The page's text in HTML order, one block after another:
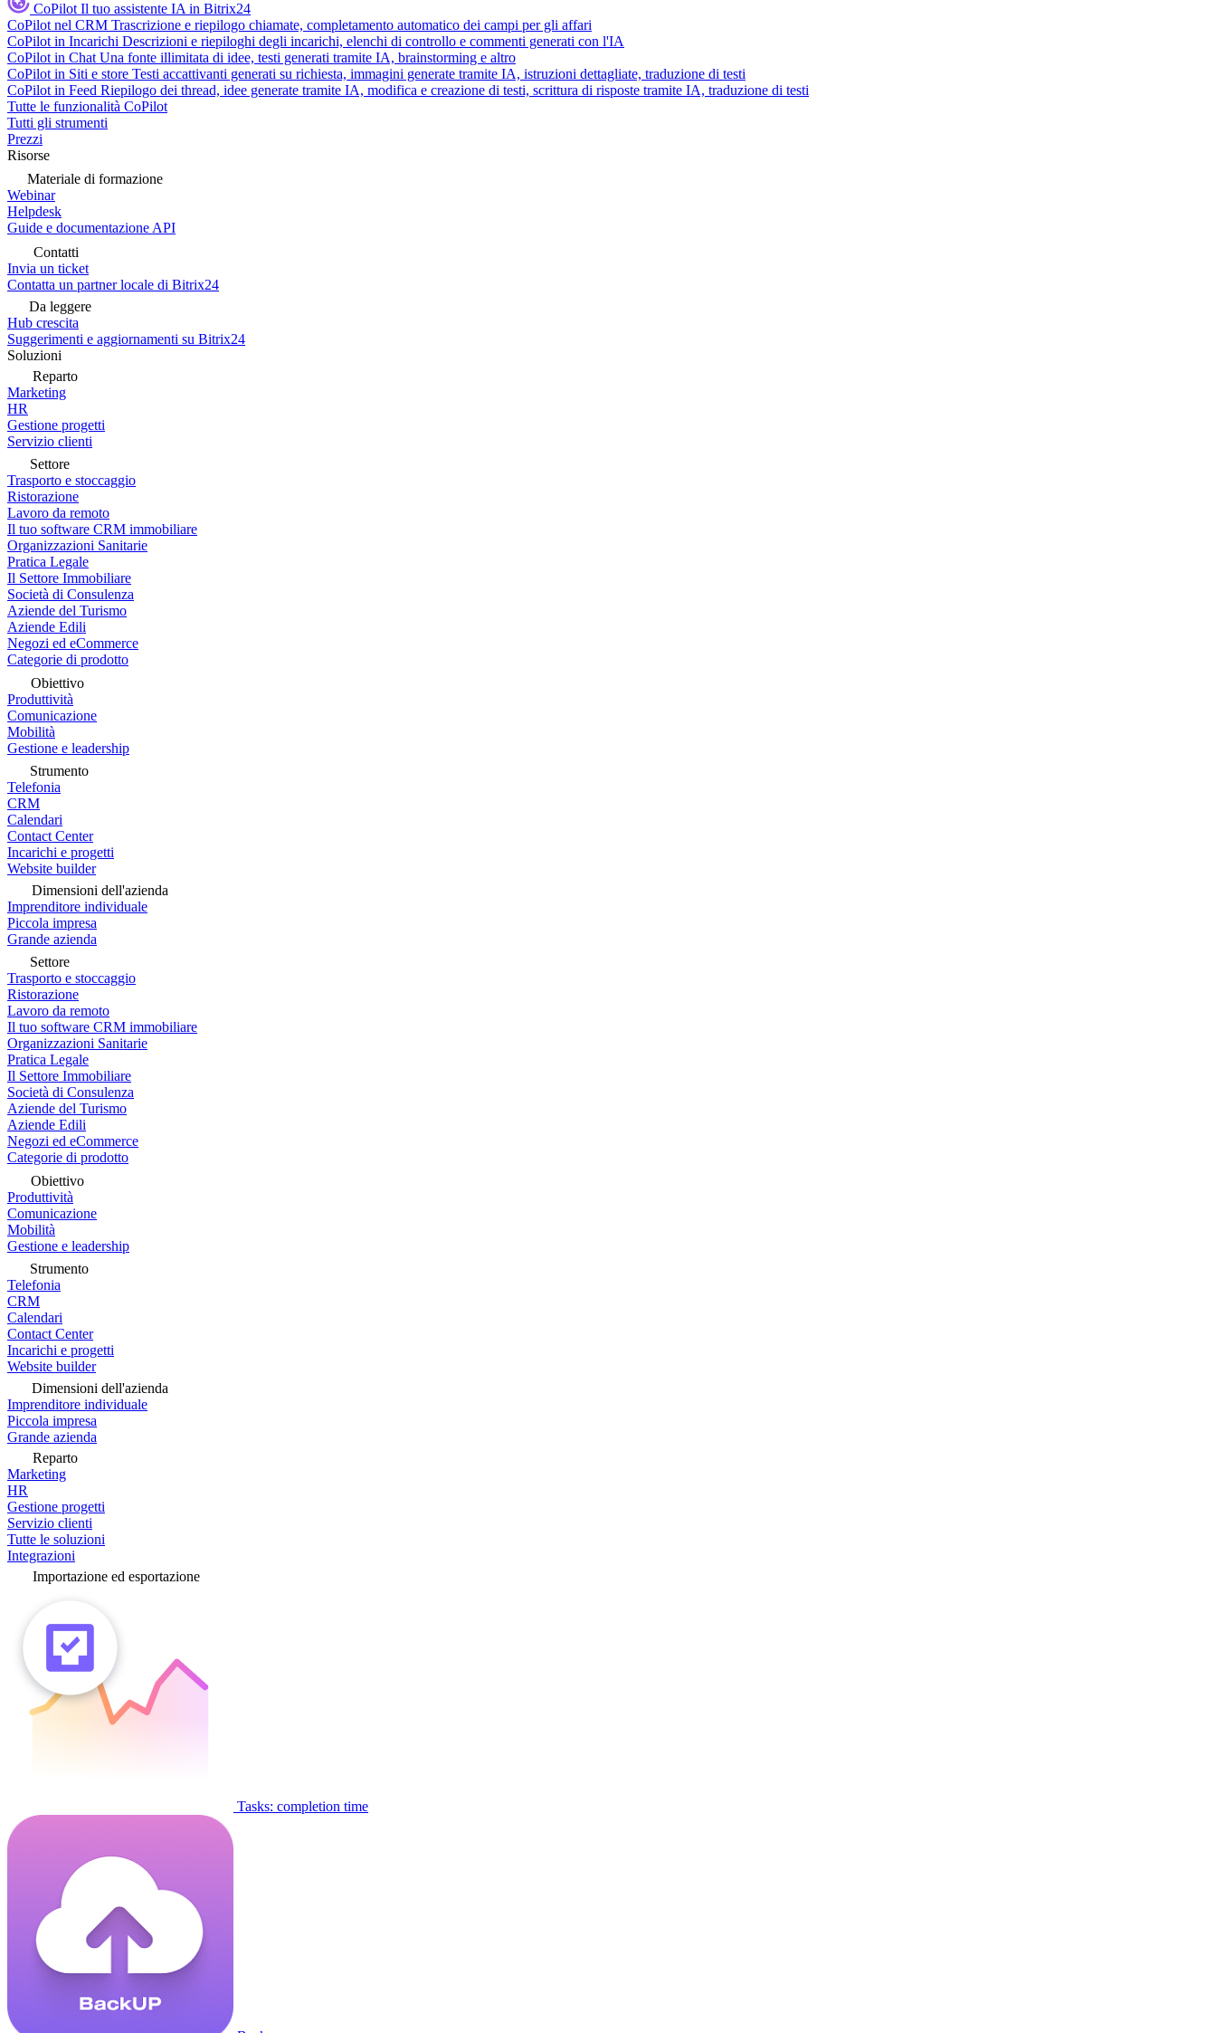
CoPilot Il tuo assistente IA in Bitrix24
CoPilot nel CRM Trascrizione e riepilogo chiamate, completamento automatico dei campi per gli affari
CoPilot in Incarichi Descrizioni e riepiloghi degli incarichi, elenchi di controllo e commenti generati con l'IA
CoPilot in Chat Una fonte illimitata di idee, testi generati tramite IA, brainstorming e altro
CoPilot in Siti e store Testi accattivanti generati su richiesta, immagini generate tramite IA, istruzioni dettagliate, traduzione di testi
CoPilot in Feed Riepilogo dei thread, idee generate tramite IA, modifica e creazione di testi, scrittura di risposte tramite IA, traduzione di testi
Tutte le funzionalità CoPilot
Tutti gli strumenti
Prezzi
Risorse
Materiale di formazione
Webinar
Helpdesk
Guide e documentazione API
Contatti
Invia un ticket
Contatta un partner locale di Bitrix24
Da leggere
Hub crescita
Suggerimenti e aggiornamenti su Bitrix24
Soluzioni
Reparto
Marketing
HR
Gestione progetti
Servizio clienti
Settore
Trasporto e stoccaggio
Ristorazione
Lavoro da remoto
Il tuo software CRM immobiliare
Organizzazioni Sanitarie
Pratica Legale
Il Settore Immobiliare
Società di Consulenza
Aziende del Turismo
Aziende Edili
Negozi ed eCommerce
Categorie di prodotto
Obiettivo
Produttività
Comunicazione
Mobilità
Gestione e leadership
Strumento
Telefonia
CRM
Calendari
Contact Center
Incarichi e progetti
Website builder
Dimensioni dell'azienda
Imprenditore individuale
Piccola impresa
Grande azienda
Settore
Trasporto e stoccaggio
Ristorazione
Lavoro da remoto
Il tuo software CRM immobiliare
Organizzazioni Sanitarie
Pratica Legale
Il Settore Immobiliare
Società di Consulenza
Aziende del Turismo
Aziende Edili
Negozi ed eCommerce
Categorie di prodotto
Obiettivo
Produttività
Comunicazione
Mobilità
Gestione e leadership
Strumento
Telefonia
CRM
Calendari
Contact Center
Incarichi e progetti
Website builder
Dimensioni dell'azienda
Imprenditore individuale
Piccola impresa
Grande azienda
Reparto
Marketing
HR
Gestione progetti
Servizio clienti
Tutte le soluzioni
Integrazioni
Importazione ed esportazione
Tasks: completion time